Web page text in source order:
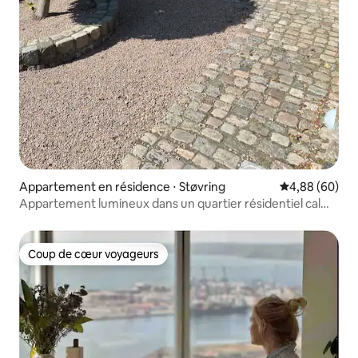
Appartement en résidence ⋅ Støvring Évaluation
4,88 (60)
Appartement lumineux dans un quartier résidentiel calme
Coup de cœur voyageurs
Coup de cœur voyageurs